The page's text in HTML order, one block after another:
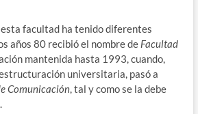
facultad ha tenido diferentes
años 80 recibió el nombre de Facultad
mantenida hasta 1993, cuando,
universitaria, pasó a
Comunicación, tal y como se la debe